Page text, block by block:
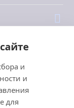
и
и
для